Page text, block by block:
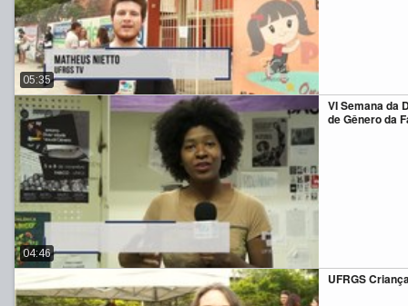
05:35
VI Semana da
de Gênero da
04:46
UFRGS